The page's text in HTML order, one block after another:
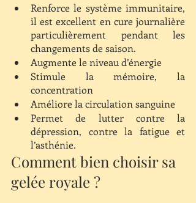
Renforce le système immunitaire,
il est excellent en cure journalière
particulièrement pendant les
changements de saison.
Augmente le niveau d’énergie
Stimule la mémoire, la
concentration
Améliore la circulation sanguine
Permet de lutter contre la
dépression, contre la fatigue et
l’asthénie.
Comment bien choisir sa
gelée royale ?